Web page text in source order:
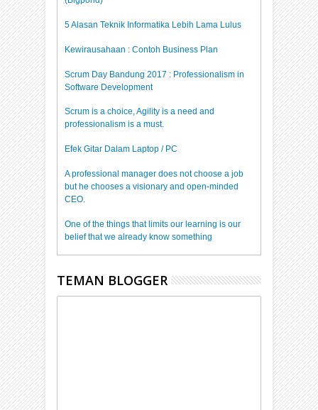
5 Alasan Teknik Informatika Lebih Lama Lulus
Kewirausahaan : Contoh Business Plan
Scrum Day Bandung 2017 : Professionalism in
Software Development
Scrum is a choice, Agility is a need and
professionalism is a must.
Efek Gitar Dalam Laptop / PC
A professional manager does not choose a job
but he chooses a visionary and open-minded
CEO.
One of the things that limits our learning is our
belief that we already know something
TEMAN BLOGGER